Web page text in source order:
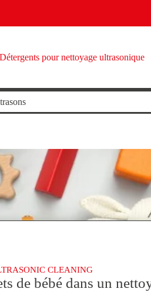
Détergents pour nettoyage ultrasonique
CLEANING
de bébé dans un